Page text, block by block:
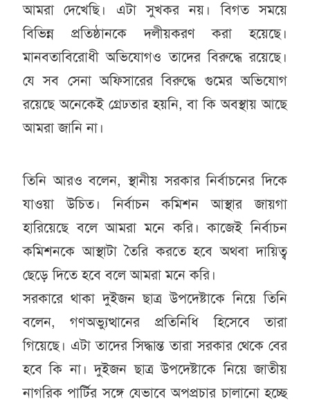
আমরা দেখেছি। এটা সুখকর নয়। বিগত সময়ে
বিভিন্ন প্রতিষ্ঠানকে দলীয়করণ করা হয়েছে।
মানবতাবিরোধী অভিযোগও তাদের বিরুদ্ধে রয়েছে।
যে সব সেনা অফিসারের বিরুদ্ধে গুমের অভিযোগ
রয়েছে অনেকেই গ্রেঢতার হয়নি, বা কি অবস্থায় আছে
আমরা জানি না।
তিনি আরও বলেন, স্থানীয় সরকার নির্বাচনের দিকে
যাওয়া উচিত। নির্বাচন কমিশন আস্থার জায়গা
হারিয়েছে বলে আমরা মনে করি। কাজেই নির্বাচন
কমিশনকে আস্থাটা তৈরি করতে হবে অথবা দায়িত্ব
ছেড়ে দিতে হবে বলে আমরা মনে করি।
সরকারে থাকা দুইজন ছাত্র উপদেষ্টাকে নিয়ে তিনি
বলেন, গণঅভ্যুত্থানের প্রতিনিধি হিসেবে তারা
গিয়েছে। এটা তাদের সিদ্ধান্ত তারা সরকার থেকে বের
হবে কি না। দুইজন ছাত্র উপদেষ্টাকে নিয়ে জাতীয়
নাগরিক পার্টির সঙ্গে যেভাবে অপপ্রচার চালানো হচ্ছে